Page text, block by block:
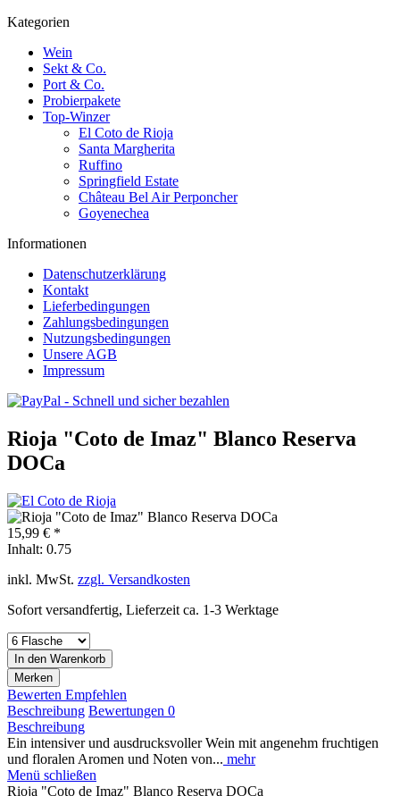
Kategorien
Wein
Sekt & Co.
Port & Co.
Probierpakete
Top-Winzer
El Coto de Rioja
Santa Margherita
Ruffino
Springfield Estate
Château Bel Air Perponcher
Goyenechea
Informationen
Datenschutzerklärung
Kontakt
Lieferbedingungen
Zahlungsbedingungen
Nutzungsbedingungen
Unsere AGB
Impressum
Rioja "Coto de Imaz" Blanco Reserva
DOCa
15,99 € *
Inhalt: 0.75
inkl. MwSt. zzgl. Versandkosten
Sofort versandfertig, Lieferzeit ca. 1-3 Werktage
In den Warenkorb
Merken
Bewerten Empfehlen
Beschreibung Bewertungen 0
Beschreibung
Ein intensiver und ausdrucksvoller Wein mit angenehm fruchtigen
und floralen Aromen und Noten von... mehr
Menü schließen
Rioja "Coto de Imaz" Blanco Reserva DOCa